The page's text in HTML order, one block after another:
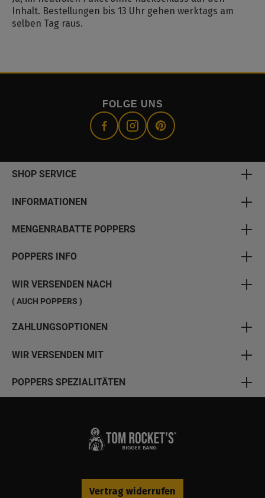
Inhalt. Bestellungen bis 13 Uhr gehen werktags am
selben Tag raus.
FOLGE UNS
SHOP SERVICE
INFORMATIONEN
MENGENRABATTE POPPERS
POPPERS INFO
WIR VERSENDEN NACH
( AUCH POPPERS )
ZAHLUNGSOPTIONEN
WIR VERSENDEN MIT
POPPERS SPEZIALITÄTEN
Vertrag widerrufen